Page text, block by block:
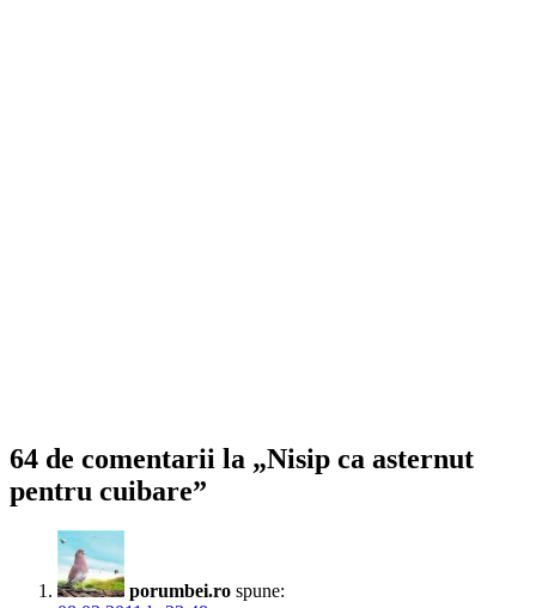
64 de comentarii la „Nisip ca asternut
pentru cuibare”
porumbei.ro spune: